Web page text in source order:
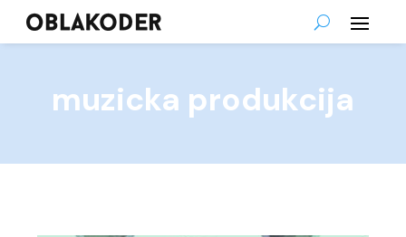
muzicka produkcija